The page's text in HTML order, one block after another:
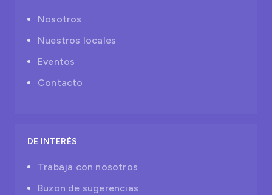
Nosotros
Nuestros locales
Eventos
Contacto
DE INTERÉS
Trabaja con nosotros
Buzon de sugerencias